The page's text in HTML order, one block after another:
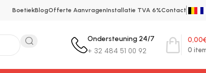
BoetiekBlogOfferte AanvragenInstallatie TVA 6%Contact
Ondersteuning 24/7
+ 32 484 51 00 92 0
0,00